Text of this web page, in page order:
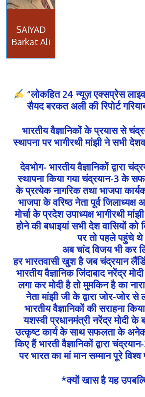
SAIYAD
Barkat Ali
“लोकहित 24 न्यूज़ एक्सप्रेस
सैयद बरकत अली की रिपोर्ट
भारतीय वैज्ञानिकों के प्रयास से
स्थापना पर भागीरथी मांझी ने सभी
देवभोग- भारतीय वैज्ञानिकों द्वारा
स्थापना किया गया चंद्रयान-3 के
के प्रत्येक नागरिक तथा भाजपा
भाजपा के वरिष्ठ नेता पूर्व
मोर्चा के प्रदेश उपाध्यक्ष भागीरथी
होने की बधाइयां सभी देश वासियों
पर तो पहले पहुंचे थे
अब चांद विजय भी कर
हर भारतवासी खुश है जब चंद्रयान
भारतीय वैज्ञानिक जिंदाबाद नरेंद्र
लगा कर मोदी है तो मुमकिन है का
नेता मांझी जी के द्वारा जोर-जोर से
भारतीय वैज्ञानिकों की सराहना
यशस्वी प्रधानमंत्री नरेंद्र मोदी
उत्कृष्ट कार्य के साथ सफलता के
किए हैं भारती वैज्ञानिकों द्वारा
पर भारत का मां मान सम्मान पूरे
*क्यों खास है यह